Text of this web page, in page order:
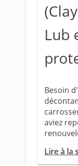
Lub
Besoin
aviez
Lire à la